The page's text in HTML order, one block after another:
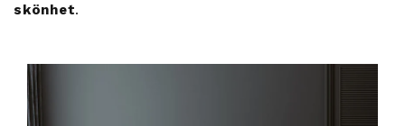
skönhet.